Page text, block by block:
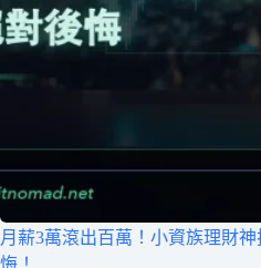
月薪3萬滾出百萬！小資族理財
悔！